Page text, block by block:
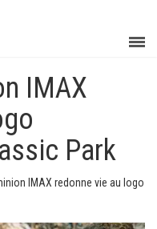
IMAX
Park
IMAX redonne vie au logo